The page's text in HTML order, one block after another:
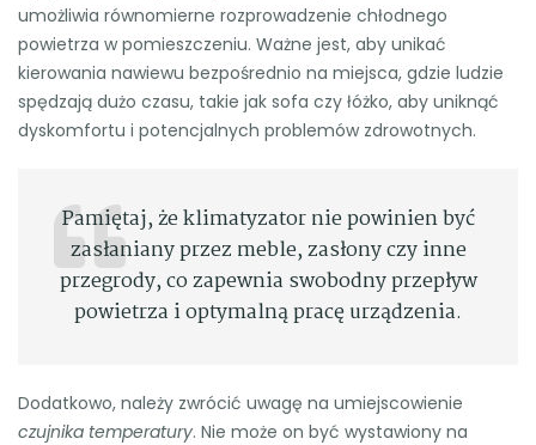
umożliwia równomierne rozprowadzenie chłodnego
powietrza w pomieszczeniu. Ważne jest, aby unikać
kierowania nawiewu bezpośrednio na miejsca, gdzie ludzie
spędzają dużo czasu, takie jak sofa czy łóżko, aby uniknąć
dyskomfortu i potencjalnych problemów zdrowotnych.
Pamiętaj, że klimatyzator nie powinien być
zasłaniany przez meble, zasłony czy inne
przegrody, co zapewnia swobodny przepływ
powietrza i optymalną pracę urządzenia.
Dodatkowo, należy zwrócić uwagę na umiejscowienie
czujnika temperatury. Nie może on być wystawiony na